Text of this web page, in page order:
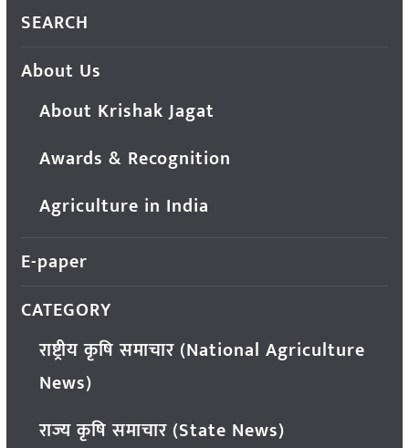
SEARCH
About Us
About Krishak Jagat
Awards & Recognition
Agriculture in India
E-paper
CATEGORY
राष्ट्रीय कृषि समाचार (National Agriculture
News)
राज्य कृषि समाचार (State News)